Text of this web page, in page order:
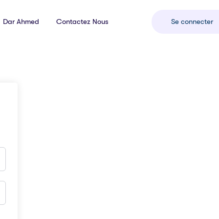
Dar Ahmed Contactez Nous Se connecter